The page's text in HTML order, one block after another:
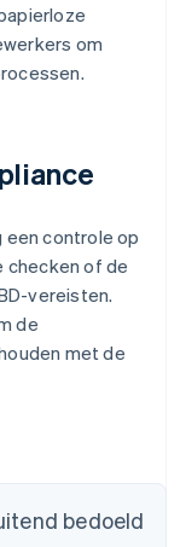
om
een controle op
checken of de
vereisten.
de
met de
bedoeld